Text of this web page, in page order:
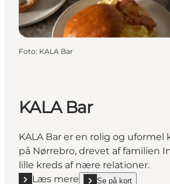
Foto: KALA Bar
KALA Bar
KALA Bar er en rolig og uformel
på Nørrebro, drevet af familien
lille kreds af nære relationer.
Læs mere
Se på kort